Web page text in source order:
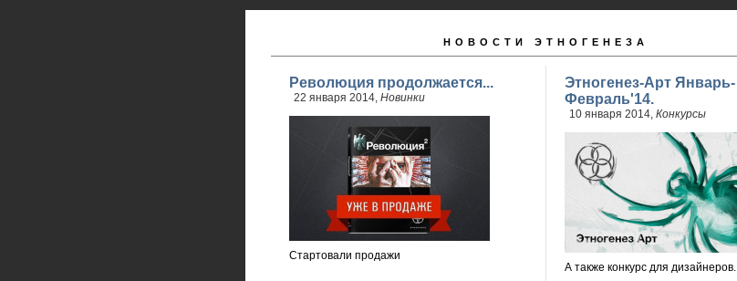
НОВОСТИ ЭТНОГЕНЕЗА
Революция продолжается...
22 января 2014, Новинки
Стартовали продажи
Этногенез-Арт Январь-
Февраль'14.
10 января 2014, Конкурсы
А также конкурс для дизайнеров.